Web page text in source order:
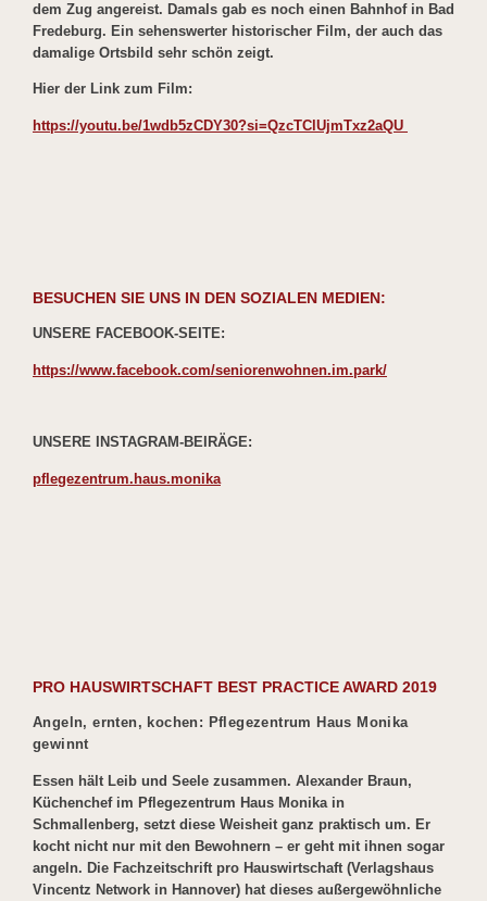
dem Zug angereist. Damals gab es noch einen Bahnhof in Bad
Fredeburg. Ein sehenswerter historischer Film, der auch das
damalige Ortsbild sehr schön zeigt.
Hier der Link zum Film:
https://youtu.be/1wdb5zCDY30?si=QzcTClUjmTxz2aQU
BESUCHEN SIE UNS IN DEN SOZIALEN MEDIEN:
UNSERE FACEBOOK-SEITE:
https://www.facebook.com/seniorenwohnen.im.park/
UNSERE INSTAGRAM-BEIRÄGE:
pflegezentrum.haus.monika
PRO HAUSWIRTSCHAFT BEST PRACTICE AWARD 2019
Angeln, ernten, kochen: Pflegezentrum Haus Monika
gewinnt
Essen hält Leib und Seele zusammen. Alexander Braun,
Küchenchef im Pflegezentrum Haus Monika in
Schmallenberg, setzt diese Weisheit ganz praktisch um. Er
kocht nicht nur mit den Bewohnern – er geht mit ihnen sogar
angeln. Die Fachzeitschrift pro Hauswirtschaft (Verlagshaus
Vincentz Network in Hannover) hat dieses außergewöhnliche